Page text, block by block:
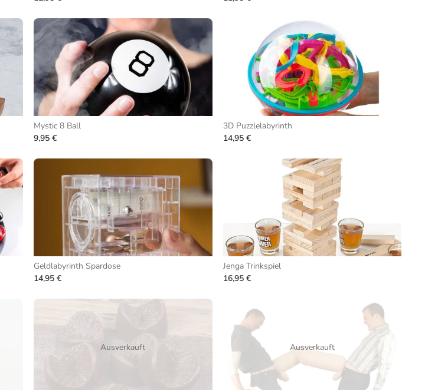
Mystic 8 Ball
9,95 €
3D Puzzlelabyrinth
14,95 €
Geldlabyrinth Spardose
14,95 €
Jenga Trinkspiel
16,95 €
Ausverkauft Ausverkauft